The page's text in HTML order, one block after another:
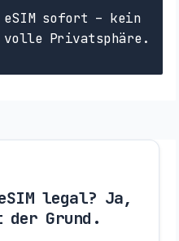
sofort – kein
volle Privatsphäre.
legal? Ja,
Grund.